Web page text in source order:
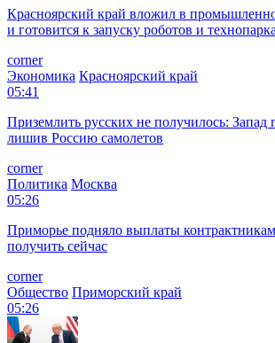
Красноярский край вложил в
и готовится к запуску роботов и технопарка
corner
Экономика Красноярский край
05:41
Приземлить русских не получилось: Запад
лишив Россию самолетов
corner
Политика Москва
05:26
Приморье подняло выплаты
получить сейчас
corner
Общество Приморский край
05:26